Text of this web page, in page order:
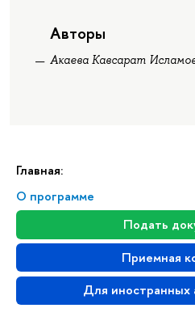
Главная:
О программе
Подать
Приемная
Для иностранных
Авторы
Акаева Кавсарат